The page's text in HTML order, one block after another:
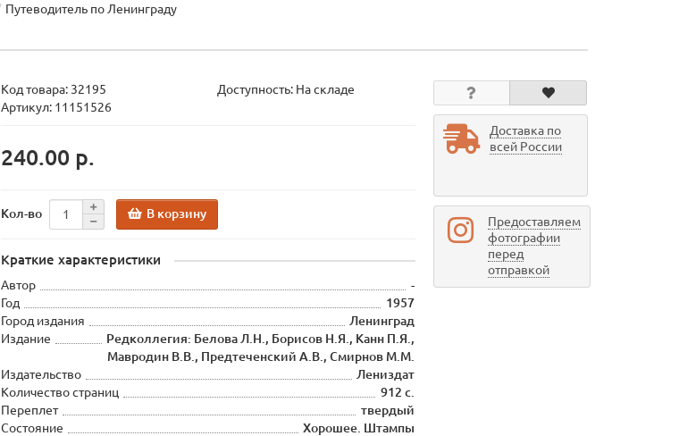
Путеводитель по Ленинграду
Код товара: 32195
Доступность: На складе
Артикул: 11151526
240.00 р.
Кол-во В корзину
Краткие характеристики
Автор
-
Год
1957
Город издания
Ленинград
Издание
Редколлегия: Белова Л.Н., Борисов Н.Я., Канн П.Я.,
Мавродин В.В., Предтеченский А.В., Смирнов М.М.
Издательство
Лениздат
Количество страниц
912 с.
Переплет
твердый
Состояние
Хорошее. Штампы
Доставка по
всей России
Предоставляем
фотографии
перед
отправкой